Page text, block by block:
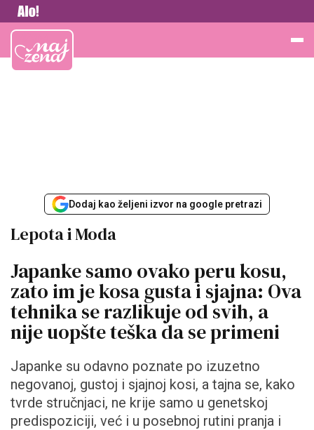
Vesti
Najžena
Dodaj kao željeni izvor na google pretrazi
Lepota i Moda
Japanke samo ovako peru kosu,
zato im je kosa gusta i sjajna: Ova
tehnika se razlikuje od svih, a
nije uopšte teška da se primeni
Japanke su odavno poznate po izuzetno
negovanoj, gustoj i sjajnoj kosi, a tajna se, kako
tvrde stručnjaci, ne krije samo u genetskoj
predispoziciji, već i u posebnoj rutini pranja i